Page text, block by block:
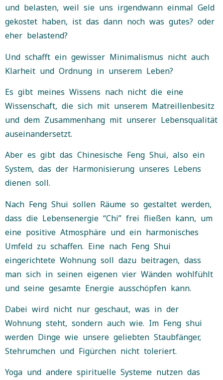
und belasten, weil sie uns irgendwann einmal Geld
gekostet haben, ist das dann noch was gutes? oder
eher belastend?
Und schafft ein gewisser Minimalismus nicht auch
Klarheit und Ordnung in unserem Leben?
Es gibt meines Wissens nach nicht die eine
Wissenschaft, die sich mit unserem Matreillenbesitz
und dem Zusammenhang mit unserer Lebensqualität
auseinandersetzt.
Aber es gibt das Chinesische Feng Shui, also ein
System, das der Harmonisierung unseres Lebens
dienen soll.
Nach Feng Shui sollen Räume so gestaltet werden,
dass die Lebensenergie “Chi” frei fließen kann, um
eine positive Atmosphäre und ein harmonisches
Umfeld zu schaffen. Eine nach Feng Shui
eingerichtete Wohnung soll dazu beitragen, dass
man sich in seinen eigenen vier Wänden wohlfühlt
und seine gesamte Energie ausschöpfen kann.
Dabei wird nicht nur geschaut, was in der
Wohnung steht, sondern auch wie. Im Feng shui
werden Dinge wie unsere geliebten Staubfänger,
Stehrumchen und Figürchen nicht toleriert.
Yoga und andere spirituelle Systeme nutzen das